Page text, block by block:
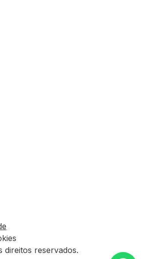
reservados.